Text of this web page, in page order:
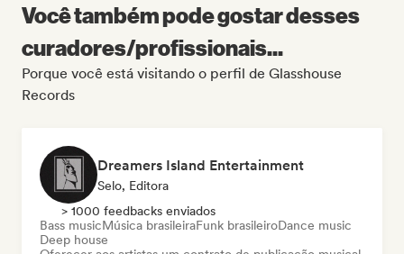
Você também pode gostar desses
curadores/profissionais...
Porque você está visitando o perfil de Glasshouse
Records
Dreamers Island Entertainment
Selo, Editora
> 1000 feedbacks enviados
Bass musicMúsica brasileiraFunk brasileiroDance music
Deep house